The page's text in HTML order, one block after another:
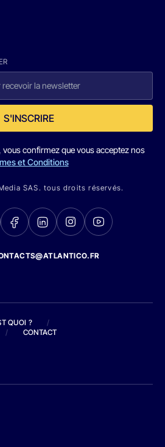
S'INSCRIRE
confirmez que vous acceptez nos
et Conditions
SAS. tous droits réservés.
QUOI ?
/
/ CONTACT